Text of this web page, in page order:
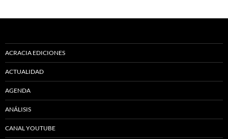
ACRACIA EDICIONES
ACTUALIDAD
AGENDA
ANÁLISIS
CANAL YOUTUBE